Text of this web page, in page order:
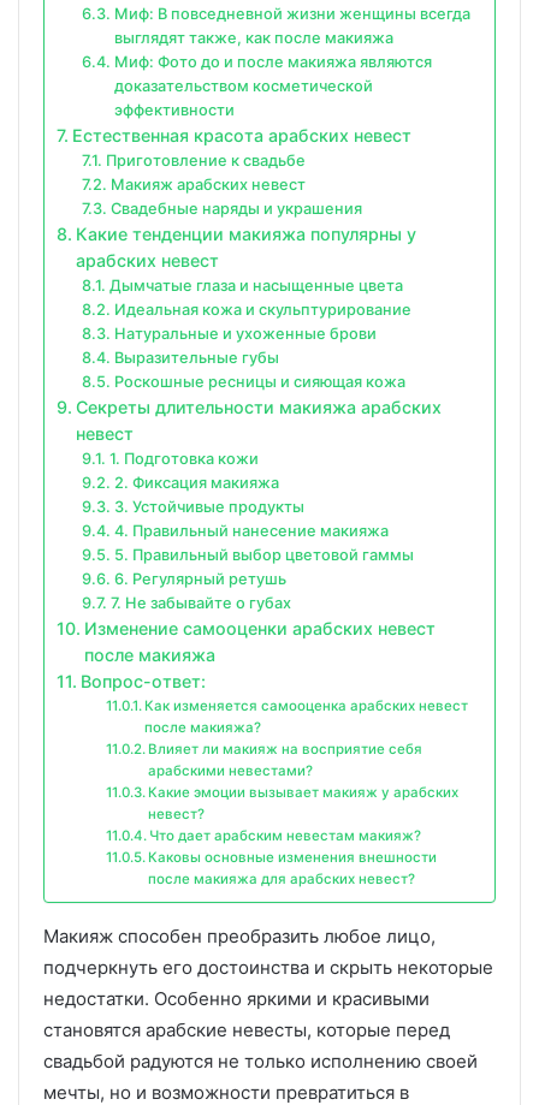
Миф: В повседневной жизни женщины всегда
выглядят также, как после макияжа
Миф: Фото до и после макияжа являются
доказательством косметической
эффективности
Естественная красота арабских невест
Приготовление к свадьбе
Макияж арабских невест
Свадебные наряды и украшения
Какие тенденции макияжа популярны у
арабских невест
Дымчатые глаза и насыщенные цвета
Идеальная кожа и скульптурирование
Натуральные и ухоженные брови
Выразительные губы
Роскошные ресницы и сияющая кожа
Секреты длительности макияжа арабских
невест
1. Подготовка кожи
2. Фиксация макияжа
3. Устойчивые продукты
4. Правильный нанесение макияжа
5. Правильный выбор цветовой гаммы
6. Регулярный ретушь
7. Не забывайте о губах
Изменение самооценки арабских невест
после макияжа
Вопрос-ответ:
Как изменяется самооценка арабских невест
после макияжа?
Влияет ли макияж на восприятие себя
арабскими невестами?
Какие эмоции вызывает макияж у арабских
невест?
Что дает арабским невестам макияж?
Каковы основные изменения внешности
после макияжа для арабских невест?
Макияж способен преобразить любое лицо,
подчеркнуть его достоинства и скрыть некоторые
недостатки. Особенно яркими и красивыми
становятся арабские невесты, которые перед
свадьбой радуются не только исполнению своей
мечты, но и возможности превратиться в